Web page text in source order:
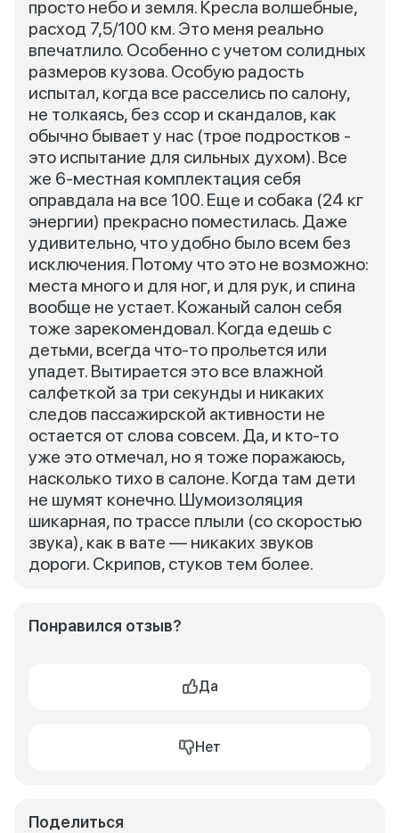
просто небо и земля. Кресла волшебные,
расход 7,5/100 км. Это меня реально
впечатлило. Особенно с учетом солидных
размеров кузова. Особую радость
испытал, когда все расселись по салону,
не толкаясь, без ссор и скандалов, как
обычно бывает у нас (трое подростков -
это испытание для сильных духом). Все
же 6-местная комплектация себя
оправдала на все 100. Еще и собака (24 кг
энергии) прекрасно поместилась. Даже
удивительно, что удобно было всем без
исключения. Потому что это не возможно:
места много и для ног, и для рук, и спина
вообще не устает. Кожаный салон себя
тоже зарекомендовал. Когда едешь с
детьми, всегда что-то прольется или
упадет. Вытирается это все влажной
салфеткой за три секунды и никаких
следов пассажирской активности не
остается от слова совсем. Да, и кто-то
уже это отмечал, но я тоже поражаюсь,
насколько тихо в салоне. Когда там дети
не шумят конечно. Шумоизоляция
шикарная, по трассе плыли (со скоростью
звука), как в вате — никаких звуков
дороги. Скрипов, стуков тем более.
Понравился отзыв?
Да
Нет
Поделиться